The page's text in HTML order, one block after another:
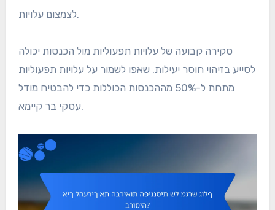
לצמצום עלויות.
סקירה קבועה של עלויות תפעוליות מול הכנסות יכולה
לסייע בזיהוי חוסר יעילות. שאפו לשמור על עלויות תפעוליות
מתחת ל-50% מההכנסות הכוללות כדי להבטיח מודל
עסקי בר קיימא.